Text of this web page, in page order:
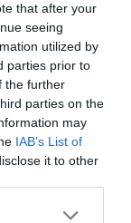
that after your
seeing
utilized by
parties prior to
the further
parties on the
may
IAB’s List of
it to other
νέα για